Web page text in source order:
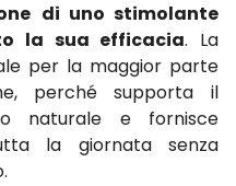
di uno stimolante
la sua efficacia. La
per la maggior parte
perché
supporta il
naturale e fornisce
la giornata senza